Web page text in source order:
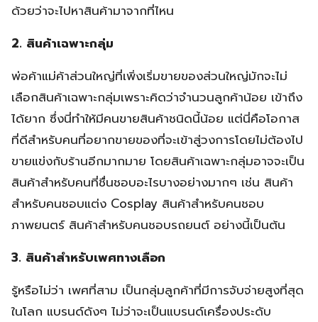
ด้วยว่าจะไปหาสินค้ามาจากที่ไหน
2. สินค้าเฉพาะกลุ่ม
พ่อค้าแม่ค้าส่วนใหญ่ที่เพิ่งเริ่มขายของส่วนใหญ่มักจะไม่
เลือกสินค้าเฉพาะกลุ่มเพราะคิดว่าจำนวนลูกค้าน้อย เข้าถึง
ได้ยาก ซึ่งนี่ทำให้มีคนขายสินค้าชนิดนี้น้อย แต่นี่คือโอกาส
ที่ดีสำหรับคนที่อยากขายของที่จะเข้าสู่วงการโดยไม่ต้องไป
ขายแข่งกับร้านอีกมากมาย โดยสินค้าเฉพาะกลุ่มอาจจะเป็น
สินค้าสำหรับคนที่ชื่นชอบอะไรบางอย่างมากๆ เช่น สินค้า
สำหรับคนชอบแต่ง Cosplay สินค้าสำหรับคนชอบ
ภาพยนตร์ สินค้าสำหรับคนชอบรถยนต์ อย่างนี้เป็นต้น
3. สินค้าสำหรับเพศทางเลือก
รู้หรือไม่ว่า เพศที่สาม เป็นกลุ่มลูกค้าที่มีการจับจ่ายสูงที่สุด
ในโลก แบรนด์ดังๆ ไม่ว่าจะเป็นแบรนด์เครื่องประดับ